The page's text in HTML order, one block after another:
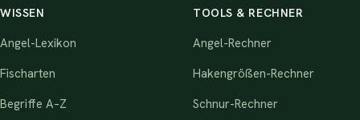
WISSEN
Angel-Lexikon
Fischarten
Begriffe A–Z
TOOLS & RECHNER
Angel-Rechner
Hakengrößen-Rechner
Schnur-Rechner